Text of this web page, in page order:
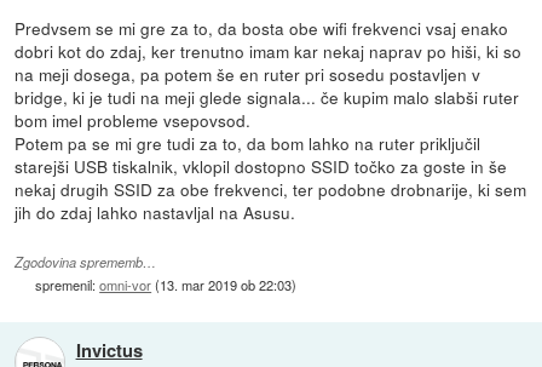
Predvsem se mi gre za to, da bosta obe wifi frekvenci vsaj enako
dobri kot do zdaj, ker trenutno imam kar nekaj naprav po hiši, ki so
na meji dosega, pa potem še en ruter pri sosedu postavljen v
bridge, ki je tudi na meji glede signala... če kupim malo slabši ruter
bom imel probleme vsepovsod.
Potem pa se mi gre tudi za to, da bom lahko na ruter priključil
starejši USB tiskalnik, vklopil dostopno SSID točko za goste in še
nekaj drugih SSID za obe frekvenci, ter podobne drobnarije, ki sem
jih do zdaj lahko nastavljal na Asusu.
Zgodovina sprememb…
spremenil:omni-vor(13. mar 2019 ob 22:03)
Invictus